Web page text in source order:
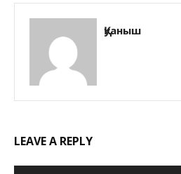
Қуаныш
LEAVE A REPLY